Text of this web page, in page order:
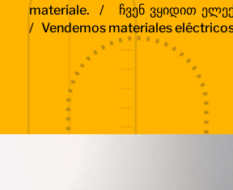
materiale. /
ჩვენ ვყიდით
/ Vendemos materiales